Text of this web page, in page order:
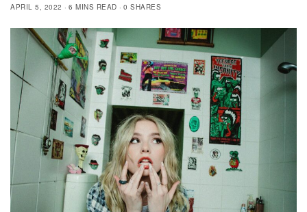
APRIL 5, 2022
6 MINS READ 0 SHARES